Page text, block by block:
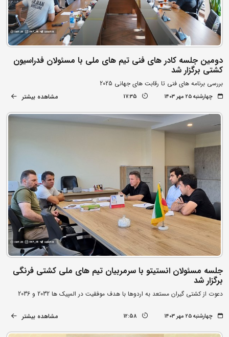
دومین جلسه کادر های فنی تیم های ملی با مسئولان فدراسیون
کشتی برگزار شد
بررسی برنامه های فنی تا رقابت های جهانی 2025
چهارشنبه ۲۵ مهر ۱۴۰۳ 17:35 مشاهده بیشتر
جلسه مسئولان انستیتو با سرمربیان تیم های ملی کشتی فرنگی
برگزار شد
دعوت از کشتی گیران مستعد به اردوها با هدف موفقیت در المپیک ها 2032 و 2036
چهارشنبه ۲۵ مهر ۱۴۰۳ 12:58 مشاهده بیشتر